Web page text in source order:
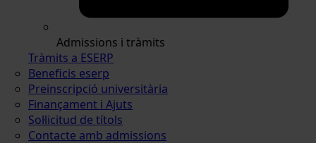
Admissions i tràmits
Tràmits a ESERP
Beneficis eserp
Preinscripció universitària
Finançament i Ajuts
Sol·licitud de títols
Contacte amb admissions